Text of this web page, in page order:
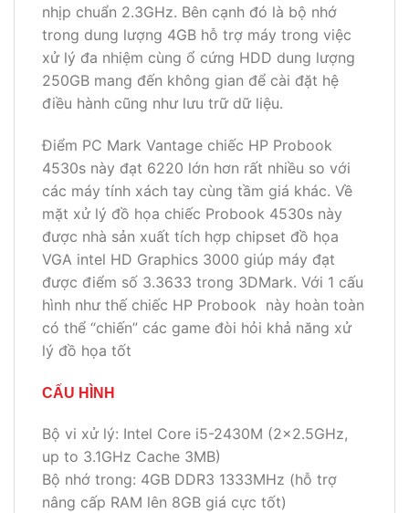
nhịp chuẩn 2.3GHz. Bên cạnh đó là bộ nhớ
trong dung lượng 4GB hỗ trợ máy trong việc
xử lý đa nhiệm cùng ổ cứng HDD dung lượng
250GB mang đến không gian để cài đặt hệ
điều hành cũng như lưu trữ dữ liệu.
Điểm PC Mark Vantage chiếc HP Probook
4530s này đạt 6220 lớn hơn rất nhiều so với
các máy tính xách tay cùng tầm giá khác. Về
mặt xử lý đồ họa chiếc Probook 4530s này
được nhà sản xuất tích hợp chipset đồ họa
VGA intel HD Graphics 3000 giúp máy đạt
được điểm số 3.3633 trong 3DMark. Với 1 cấu
hình như thế chiếc HP Probook này hoàn toàn
có thể “chiến” các game đòi hỏi khả năng xử
lý đồ họa tốt
CẤU HÌNH
Bộ vi xử lý: Intel Core i5-2430M (2×2.5GHz,
up to 3.1GHz Cache 3MB)
Bộ nhớ trong: 4GB DDR3 1333MHz (hỗ trợ
nâng cấp RAM lên 8GB giá cực tốt)